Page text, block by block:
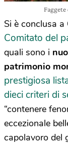
Si è conclusa a
Comitato del
quali sono i
patrimonio
prestigiosa
dieci criteri di
“contenere
eccezionale
capolavoro del